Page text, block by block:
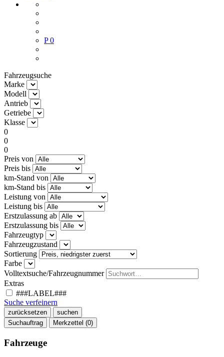
P 0
Fahrzeugsuche
Marke
Modell
Antrieb
Getriebe
Klasse
0
0
0
Preis von
Preis bis
km-Stand von
km-Stand bis
Leistung von
Leistung bis
Erstzulassung ab
Erstzulassung bis
Fahrzeugtyp
Fahrzeugzustand
Sortierung
Farbe
Volltextsuche/Fahrzeugnummer
Extras
###LABEL###
Suche verfeinern
zurücksetzen
suchen
Suchauftrag
Merkzettel (0)
Fahrzeuge